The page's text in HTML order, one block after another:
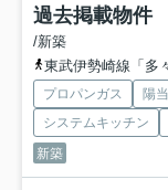
過去掲載物件
/新築
東武伊勢崎線「多
プロパンガス 陽
システムキッチン
新築